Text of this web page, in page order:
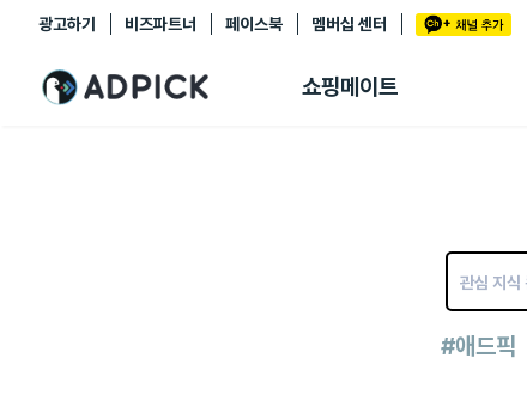
광고하기 비즈파트너 페이스북 멤버십 센터
쇼핑메이트
추천상품
쇼핑 에이전트
#애드픽